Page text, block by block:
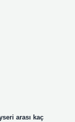
arası kaç